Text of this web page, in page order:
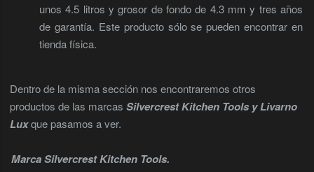
unos 4.5 litros y grosor de fondo de 4.3 mm y tres años
de garantía. Este producto sólo se pueden encontrar en
tienda física.
Dentro de la misma sección nos encontraremos otros
productos de las marcas Silvercrest Kitchen Tools y Livarno
Luxque pasamos a ver.
Marca Silvercrest Kitchen Tools.